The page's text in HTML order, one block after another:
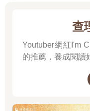
查
Youtuber網紅I'm
的推薦，養成閱讀